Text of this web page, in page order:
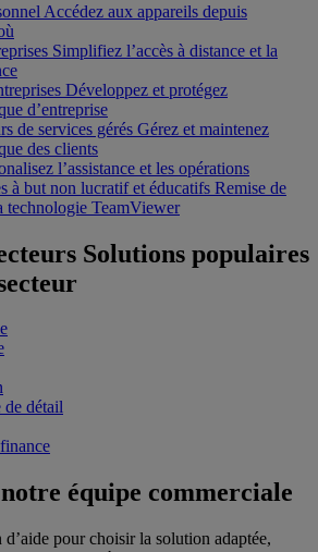
Accédez aux appareils depuis
Simplifiez l’accès à distance et la
Développez et protégez
d’entreprise
de services gérés Gérez et maintenez
des clients
l’assistance et les opérations
à but non lucratif et éducatifs Remise de
technologie TeamViewer
Solutions populaires
de détail
équipe commerciale
d’aide pour choisir la solution adaptée,